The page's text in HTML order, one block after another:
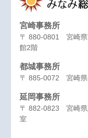
宮崎事務所
〒 880-0801 宮崎県
館2階
都城事務所
〒 885-0072 宮崎県
延岡事務所
〒 882-0823 宮崎県
室